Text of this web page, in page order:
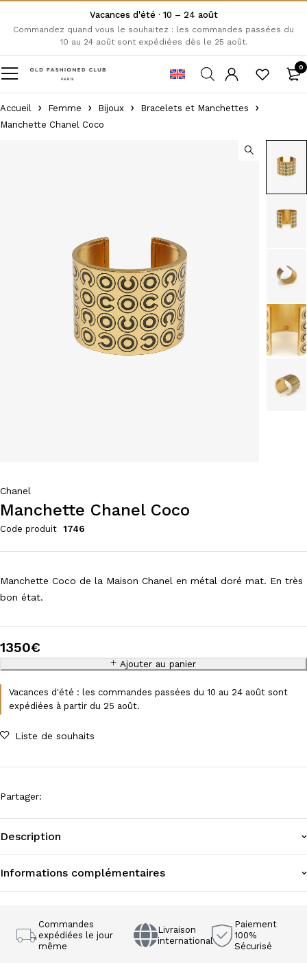
Vacances d'été · 10 – 24 août
Commandez quand vous le souhaitez : les commandes passées du
10 au 24 août sont expédiées dès le 25 août.
0
Accueil Femme Bijoux
Bracelets et Manchettes
Manchette Chanel Coco
Chanel
Manchette Chanel Coco
Code produit 1746
Manchette Coco de la Maison Chanel en métal doré mat. En très
bon état.
1350€
Ajouter au panier
Vacances d'été : les commandes passées du 10 au 24 août sont
expédiées à partir du 25 août.
Liste de souhaits
Partager:
Description
Informations complémentaires
Commandes
expédiées le jour
même
Livraison
international
Paiement
100%
Sécurisé